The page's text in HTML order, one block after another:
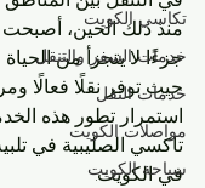
تكاسي الكويت
خدمات السفر والتنقل
خدمات النقل
مواصلات الكويت
سياحة الكويت
منذ ذلك الحين، أصبحت
جزءًا لا يتجزأ من الحياة
حيث توفر نقلًا فعالًا
استمرار تطور هذه
تاكسي الصليبية في
في الكويت.